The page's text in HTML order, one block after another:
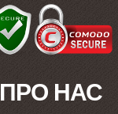
ПРО НАС